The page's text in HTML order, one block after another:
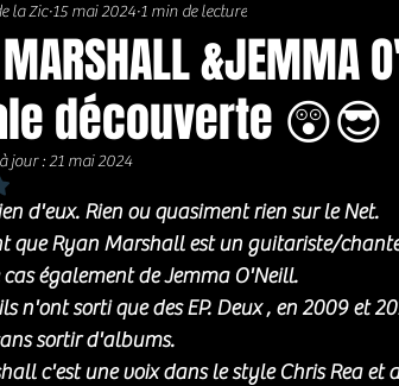
Jazz Soul / Funk / Rhythm Blues
&JEMMA
découverte 😲😎
la Zic 15 mai 2024 1 min de lecture
jour :21 mai 2024
étoiles sur 5.
d'eux. Rien ou quasiment rien sur le Net.
que Ryan Marshall est un guitariste/
cas également de Jemma O'Neill.
n'ont sorti que des EP. Deux , en 2009 et
sortir d'albums.
c'est une voix dans le style Chris Rea